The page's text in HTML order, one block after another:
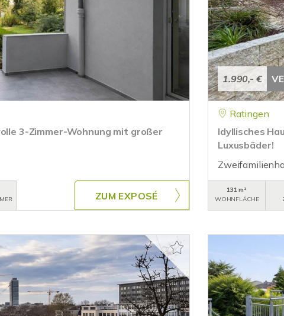
3-Zimmer-Wohnung mit großer
ZUM EXPOSÉ
1.990,- €
Ratingen
Idyllisches
Luxusbäder!
131 m²
WOHNFLÄCHE